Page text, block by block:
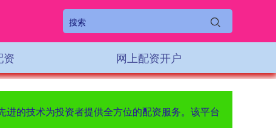
资 网上配资开户
的技术为投资者提供全方位的配资服务。该平台